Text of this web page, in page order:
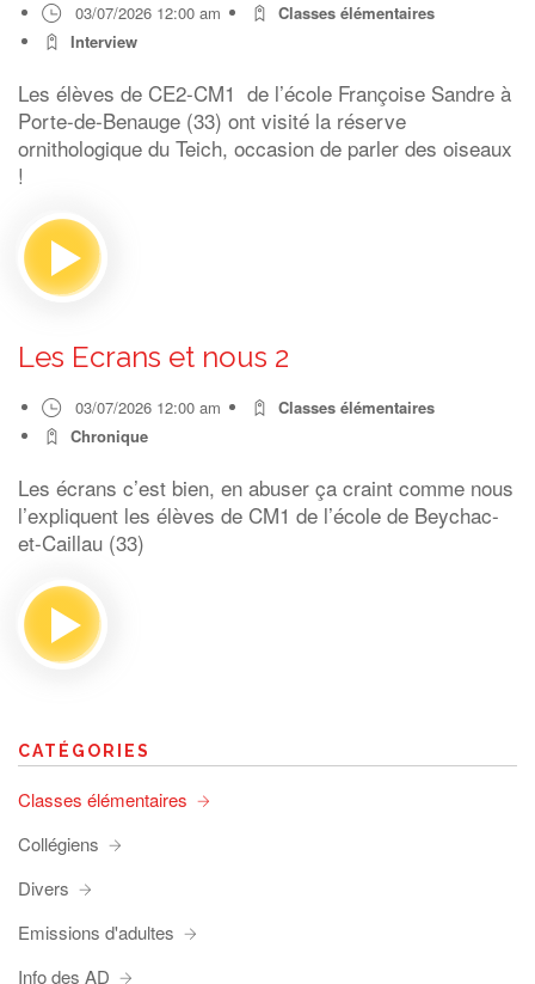
03/07/2026 12:00 am
Classes élémentaires
Interview
Les élèves de CE2-CM1 de l’école Françoise Sandre à
Porte-de-Benauge (33) ont visité la réserve
ornithologique du Teich, occasion de parler des oiseaux
!
Les Ecrans et nous 2
03/07/2026 12:00 am
Classes élémentaires
Chronique
Les écrans c’est bien, en abuser ça craint comme nous
l’expliquent les élèves de CM1 de l’école de Beychac-
et-Caillau (33)
CATÉGORIES
Classes élémentaires
Collégiens
Divers
Emissions d'adultes
Info des AD